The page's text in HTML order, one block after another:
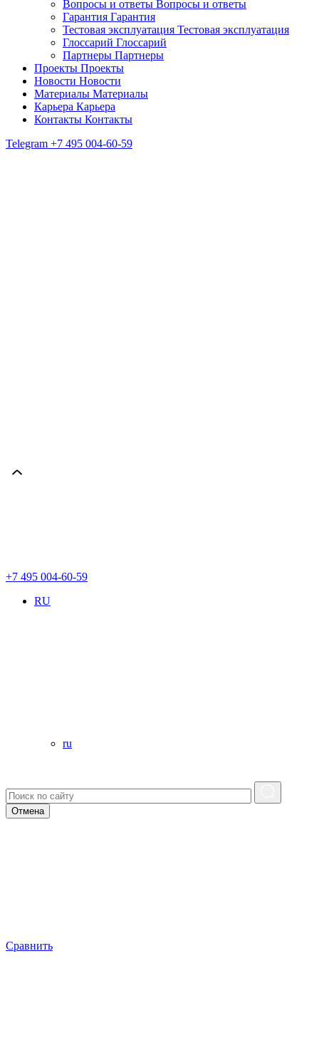
Вопросы и ответы Вопросы и ответы
Гарантия Гарантия
Тестовая эксплуатация Тестовая эксплуатация
Глоссарий Глоссарий
Партнеры Партнеры
Проекты Проекты
Новости Новости
Материалы Материалы
Карьера Карьера
Контакты Контакты
Telegram +7 495 004-60-59
+7 495 004-60-59
RU
ru
Отмена
Сравнить